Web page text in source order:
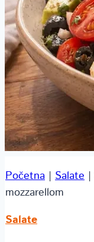
Početna | Salate |
mozzarellom
Salate